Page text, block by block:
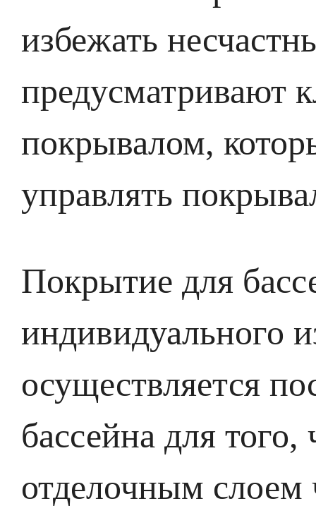
избежать
предусматривают
покрывалом,
управлять
Покрытие для
индивидуального
осуществляется
бассейна для
отделочным